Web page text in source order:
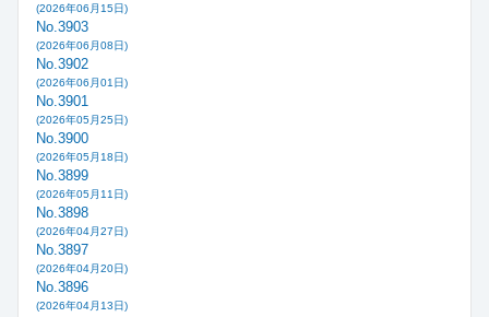
(2026年06月15日)
No.3903
(2026年06月08日)
No.3902
(2026年06月01日)
No.3901
(2026年05月25日)
No.3900
(2026年05月18日)
No.3899
(2026年05月11日)
No.3898
(2026年04月27日)
No.3897
(2026年04月20日)
No.3896
(2026年04月13日)